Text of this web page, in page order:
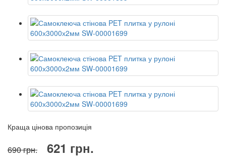
Краща цінова пропозиція
690 грн. 621 грн.